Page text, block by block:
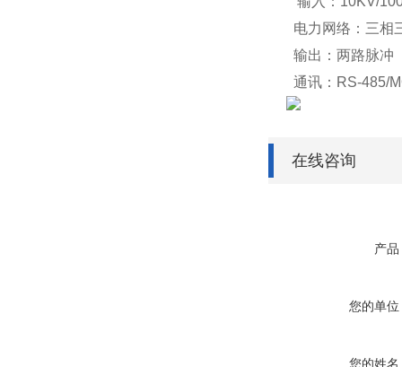
电力网络：三
输出：两路
通讯：RS-485/
在线咨询
产品
您的单位
您的姓名